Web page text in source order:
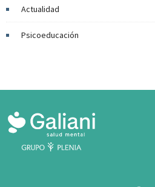
Actualidad
Psicoeducación